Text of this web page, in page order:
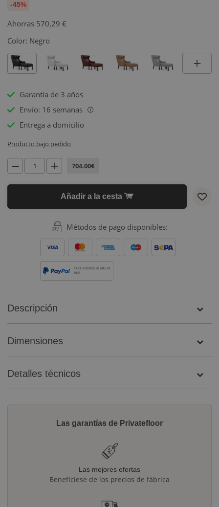
-45%
Ahorras 570,29 €
Color: Negro
Garantía de 3 años
Envío: 16 semanas
i
Entrega a domicilio
Producto bajo pedido
704.00€
Añadir a la cesta
Métodos de pago disponibles:
PARA PEDIDOS DE MÁS DE
500€
Descripción
Dimensiones
Detalles técnicos
Las garantías de Privatefloor
Las mejores ofertas
Benefíciese de los precios de fábrica